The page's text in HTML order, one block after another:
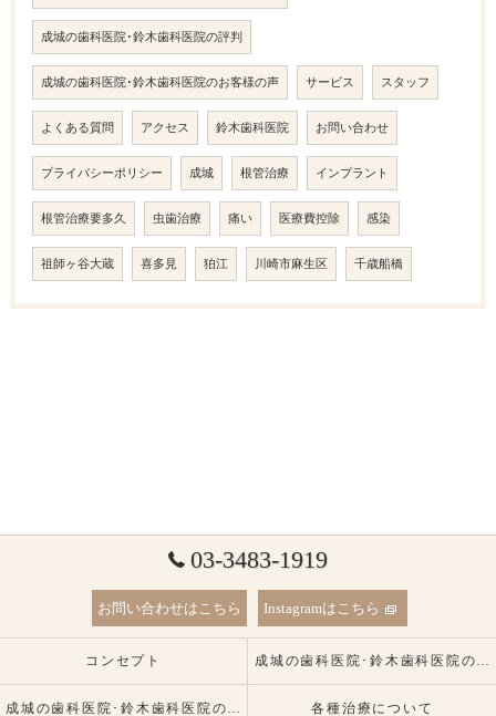
成城の歯科医院･鈴木歯科医院の評判
成城の歯科医院･鈴木歯科医院のお客様の声 サービス スタッフ
よくある質問 アクセス 鈴木歯科医院 お問い合わせ
プライバシーポリシー 成城 根管治療 インプラント
根管治療要多久 虫歯治療 痛い 医療費控除 感染
祖師ヶ谷大蔵 喜多見 狛江 川崎市麻生区 千歳船橋
03-3483-1919
お問い合わせはこちら Instagramはこちら
コンセプト 成城の歯科医院･鈴木歯科医院の口コミ情報
成城の歯科医院･鈴木歯科医院の患者様の声 各種治療について